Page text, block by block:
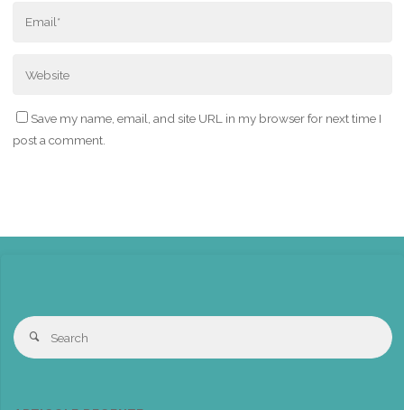
Save my name, email, and site URL in my browser for next time I
post a comment.
Search